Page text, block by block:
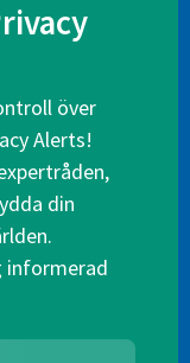
över
Alerts!
din
informerad